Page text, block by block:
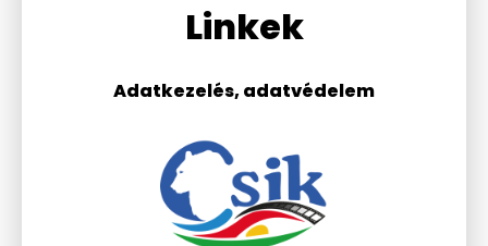
Linkek
Adatkezelés, adatvédelem